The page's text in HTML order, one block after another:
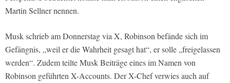
Martin Sellner nennen.
Musk schrieb am Donnerstag via X, Robinson befände sich im
Gefängnis, „weil er die Wahrheit gesagt hat“, er solle „freigelassen
werden“. Zudem teilte Musk Beiträge eines im Namen von
Robinson geführten X-Accounts. Der X-Chef verwies auch auf